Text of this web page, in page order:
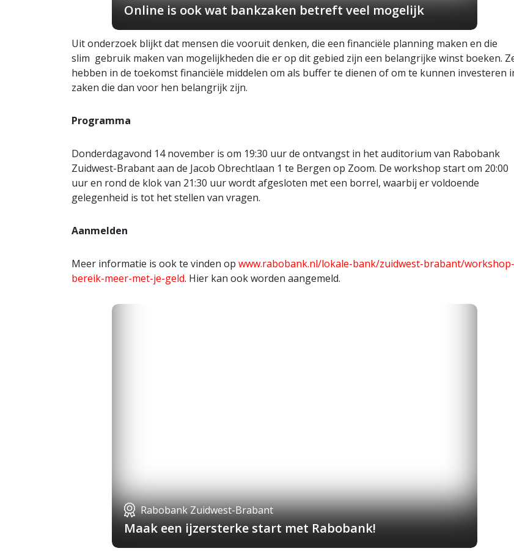
Online is ook wat bankzaken betreft veel mogelijk
Uit onderzoek blijkt dat mensen die vooruit denken, die een financiële planning maken en die
slim gebruik maken van mogelijkheden die er op dit gebied zijn een belangrijke winst boeken.
hebben in de toekomst financiële middelen om als buffer te dienen of om te kunnen investeren
zaken die dan voor hen belangrijk zijn.
Programma
Donderdagavond 14 november is om 19:30 uur de ontvangst in het auditorium van Rabobank
Zuidwest-Brabant aan de Jacob Obrechtlaan 1 te Bergen op Zoom. De workshop start om 20:00
uur en rond de klok van 21:30 uur wordt afgesloten met een borrel, waarbij er voldoende
gelegenheid is tot het stellen van vragen.
Aanmelden
Meer informatie is ook te vinden op www.rabobank.nl/lokale-bank/zuidwest-brabant/workshop-
bereik-meer-met-je-geld. Hier kan ook worden aangemeld.
Rabobank Zuidwest-Brabant
Maak een ijzersterke start met Rabobank!